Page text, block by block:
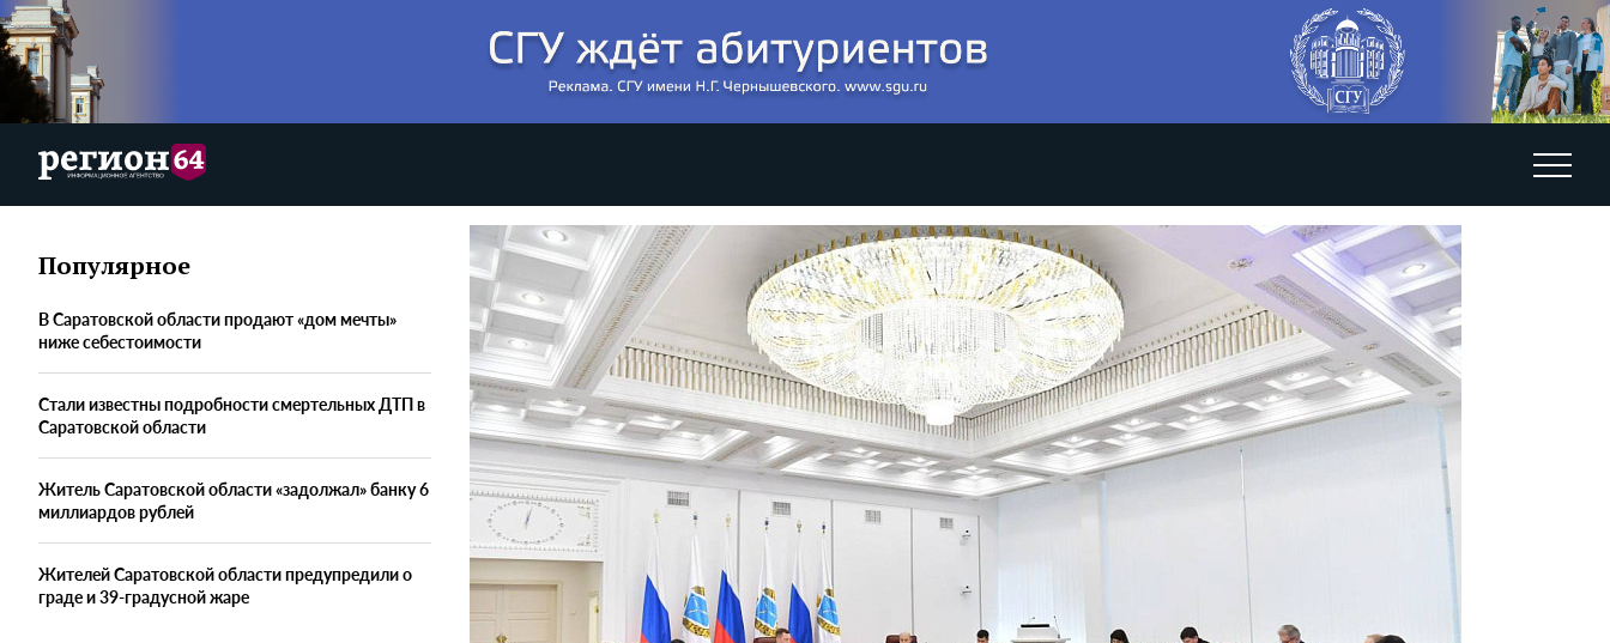
Популярное
В Саратовской области продают «дом мечты»
ниже себестоимости
Стали известны подробности смертельных ДТП в
Саратовской области
Житель Саратовской области «задолжал» банку 6
миллиардов рублей
Жителей Саратовской области предупредили о
граде и 39-градусной жаре